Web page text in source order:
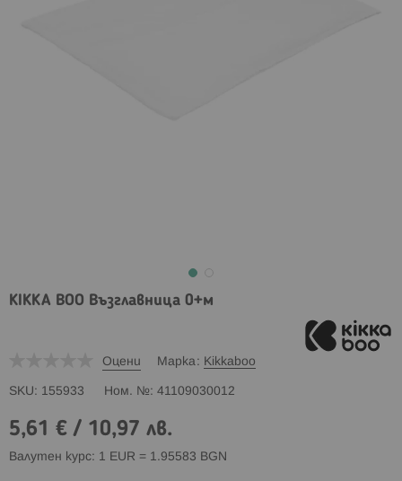
KIKKA BOO Възглавница 0+м
Оцени Марка Kikkaboo
SKU 155933 Ном. № 41109030012
5,61 € / 10,97 лв.
Валутен курс: 1 EUR = 1.95583 BGN